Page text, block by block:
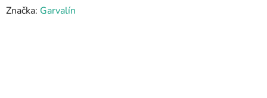
Značka: Garvalín